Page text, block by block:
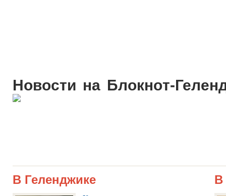
Новости на Блoкнoт-
В Геленджике В